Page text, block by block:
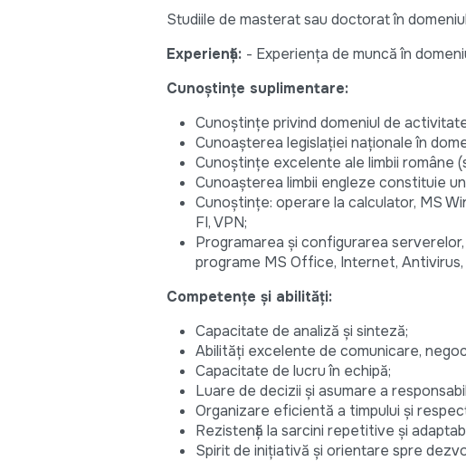
Studiile de masterat sau doctorat în
Experiență: - Experiența de muncă în
Cunoștințe suplimentare:
Cunoștințe privind domeniul de
Cunoașterea legislaţiei naționale în
Cunoştinţe excelente ale limbii române
Cunoașterea limbii engleze constituie
Cunoștințe: operare la calculator, MS
FI, VPN;
Programarea și configurarea
programe MS Office, Internet,
Competențe și abilități:
Capacitate de analiză și sinteză;
Abilități excelente de comunicare,
Capacitate de lucru în echipă;
Luare de decizii și asumare a
Organizare eficientă a timpului și
Rezistență la sarcini repetitive și
Spirit de inițiativă și orientare spre